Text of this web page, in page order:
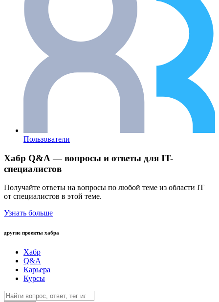
Пользователи
Хабр Q&A — вопросы и ответы для IT-
специалистов
Получайте ответы на вопросы по любой теме из области IT
от специалистов в этой теме.
Узнать больше
другие проекты хабра
Хабр
Q&A
Карьера
Курсы